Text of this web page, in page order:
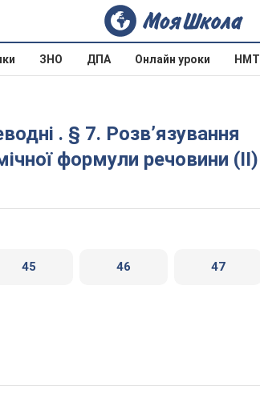
ЗНО ДПА Онлайн уроки НМТ
формули речовини (ІІ)
45 46 47